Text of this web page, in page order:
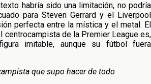
habría sido una limitación, no podría
para Steven Gerrard y el Liverpool
perfecta entre la mística y el metal. El
centrocampista de la Premier League es,
imitable, aunque su fútbol fuera
que supo hacer de todo